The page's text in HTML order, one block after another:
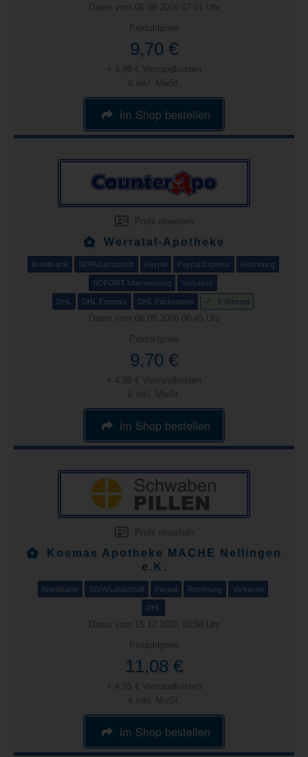
Daten vom 06.08.2026 07:01 Uhr
Produktpreis
9,70 €
+ 4,99 € Versandkosten
& inkl. MwSt.
im Shop bestellen
Profil einsehen
Werratal-Apotheke
Kreditkarte SEPA/Lastschrift Paypal Paypal Express Rechnung
SOFORT Überweisung Vorkasse
DHL DHL Express DHL Packstation E-Rezept
Daten vom 06.08.2026 06:45 Uhr
Produktpreis
9,70 €
+ 4,99 € Versandkosten
& inkl. MwSt.
im Shop bestellen
Profil einsehen
Kosmas Apotheke MACHE Nellingen
e.K.
Kreditkarte SEPA/Lastschrift Paypal Rechnung Vorkasse
DHL
Daten vom 15.12.2025 10:58 Uhr
Produktpreis
11,08 €
+ 4,85 € Versandkosten
& inkl. MwSt.
im Shop bestellen